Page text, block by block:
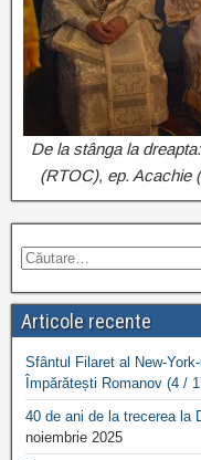
De la stânga la
(RTOC), ep. Acachie
Articole recente
Sfântul Filaret al New-
Împărătești Romanov (4 /
40 de ani de la trecerea la
noiembrie 2025